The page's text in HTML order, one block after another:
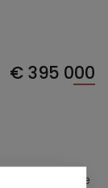
€395 000
aan te